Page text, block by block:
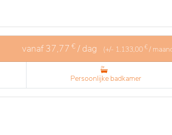
vanaf37,77 € / dag (+/- 1.133,00 € /
Persoonlijke badkamer